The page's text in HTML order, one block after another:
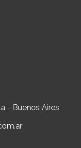
- Buenos Aires